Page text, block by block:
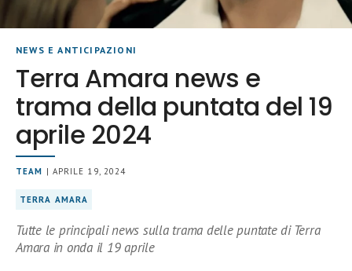
NEWS E ANTICIPAZIONI
Terra Amara news e
trama della puntata del 19
aprile 2024
TEAM | APRILE 19, 2024
TERRA AMARA
Tutte le principali news sulla trama delle puntate di Terra
Amara in onda il 19 aprile